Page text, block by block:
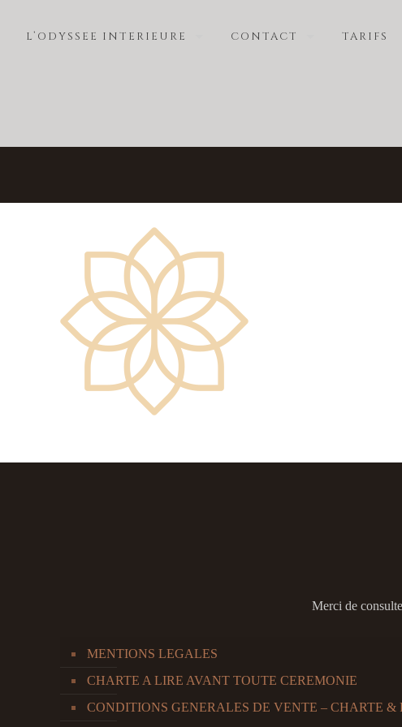
L’ODYSSEE INTERIEURE CONTACT TARIFS
Merci de
MENTIONS LEGALES
CHARTE A LIRE AVANT TOUTE CEREMONIE
CONDITIONS GENERALES DE VENTE – CHARTE &